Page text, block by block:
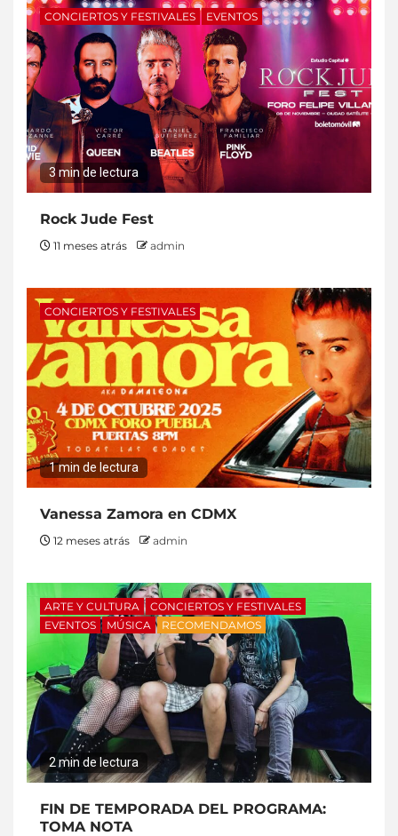
CONCIERTOS Y FESTIVALES EVENTOS
3 min de lectura
Rock Jude Fest
11 meses atrás admin
CONCIERTOS Y FESTIVALES
1 min de lectura
Vanessa Zamora en CDMX
12 meses atrás admin
ARTE Y CULTURA
CONCIERTOS Y FESTIVALES
EVENTOS
MÚSICA RECOMENDAMOS
2 min de lectura
FIN DE TEMPORADA DEL PROGRAMA:
TOMA NOTA